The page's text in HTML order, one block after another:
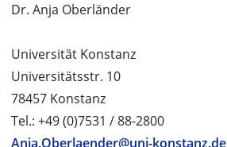
Dr. Anja Oberländer
Universität Konstanz
Universitätsstr. 10
78457 Konstanz
Tel.: +49 (0)7531 / 88-2800
Anja.Oberlaender@uni-konstanz.de